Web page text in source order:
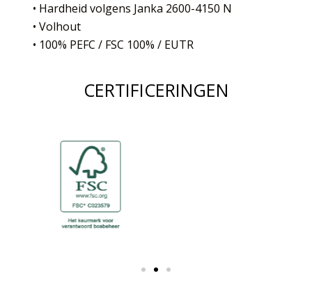
• Hardheid volgens Janka 2600-4150 N
• Volhout
• 100% PEFC / FSC 100% / EUTR
CERTIFICERINGEN